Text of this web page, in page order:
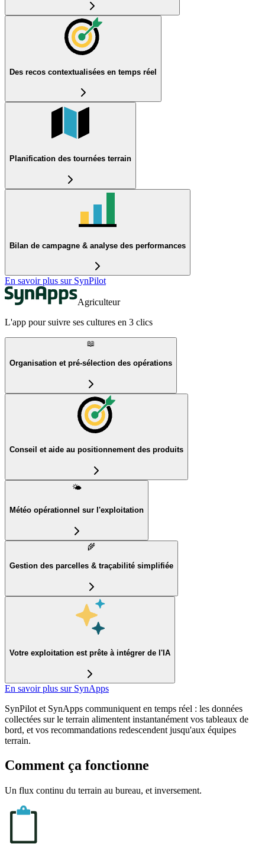
Des recos contextualisées en temps réel
Planification des tournées terrain
Bilan de campagne & analyse des performances
En savoir plus sur SynPilot
Agriculteur
L'app pour suivre ses cultures en 3 clics
📖
Organisation et pré-sélection des opérations
Conseil et aide au positionnement des produits
🌤️
Météo opérationnel sur l'exploitation
🌾
Gestion des parcelles & traçabilité simplifiée
Votre exploitation est prête à intégrer de l'IA
En savoir plus sur SynApps
SynPilot et SynApps communiquent en temps réel : les données
collectées sur le terrain alimentent instantanément vos tableaux de
bord, et vos recommandations redescendent jusqu'aux équipes
terrain.
Comment ça fonctionne
Un flux continu du terrain au bureau, et inversement.